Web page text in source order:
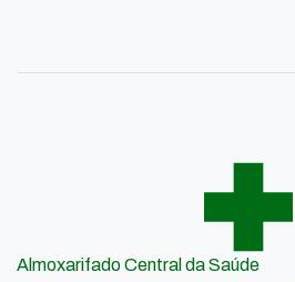
Almoxarifado Central da Saúde